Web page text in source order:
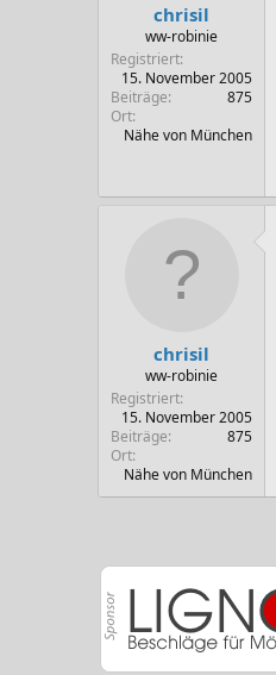
a
m
chrisil
ww-robinie
Registriert
15. November 2005
Beiträge
875
Ort
Nähe von München
chrisil
ww-robinie
Registriert
15. November 2005
Beiträge
875
Ort
Nähe von München